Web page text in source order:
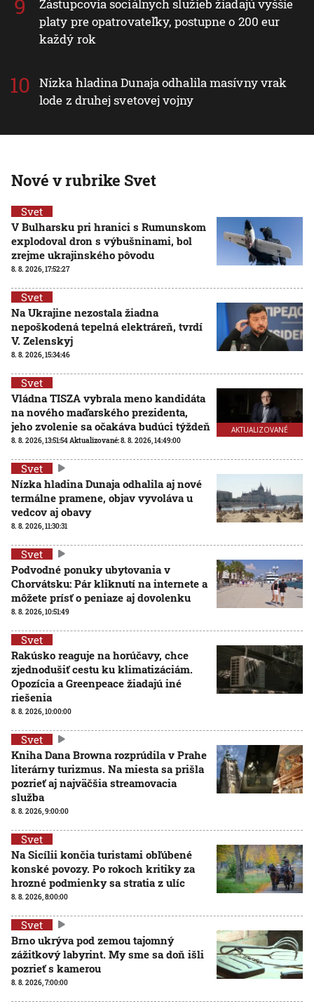
Zástupcovia sociálnych služieb žiadajú vyššie
platy pre opatrovateľky, postupne o 200 eur
každý rok
Nízka hladina Dunaja odhalila masívny vrak
lode z druhej svetovej vojny
Nové v rubrike Svet
Svet
V Bulharsku pri hranici s Rumunskom
explodoval dron s výbušninami, bol
zrejme ukrajinského pôvodu
8. 8. 2026, 17:52:27
Svet
Na Ukrajine nezostala žiadna
nepoškodená tepelná elektráreň, tvrdí
V. Zelenskyj
8. 8. 2026, 15:34:46
AKTUALIZOVANÉ
Svet
Vládna TISZA vybrala meno kandidáta
na nového maďarského prezidenta,
jeho zvolenie sa očakáva budúci týždeň
8. 8. 2026, 13:51:54Aktualizované:8. 8. 2026, 14:49:00
Svet
Nízka hladina Dunaja odhalila aj nové
termálne pramene, objav vyvoláva u
vedcov aj obavy
8. 8. 2026, 11:30:31
Svet
Podvodné ponuky ubytovania v
Chorvátsku: Pár kliknutí na internete a
môžete prísť o peniaze aj dovolenku
8. 8. 2026, 10:51:49
Svet
Rakúsko reaguje na horúčavy, chce
zjednodušiť cestu ku klimatizáciám.
Opozícia a Greenpeace žiadajú iné
riešenia
8. 8. 2026, 10:00:00
Svet
Kniha Dana Browna rozprúdila v Prahe
literárny turizmus. Na miesta sa prišla
pozrieť aj najväčšia streamovacia
služba
8. 8. 2026, 9:00:00
Svet
Na Sicílii končia turistami obľúbené
konské povozy. Po rokoch kritiky za
hrozné podmienky sa stratia z ulíc
8. 8. 2026, 8:00:00
Svet
Brno ukrýva pod zemou tajomný
zážitkový labyrint. My sme sa doň išli
pozrieť s kamerou
8. 8. 2026, 7:00:00